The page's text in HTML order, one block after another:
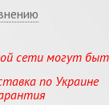
сети могут
по Украине